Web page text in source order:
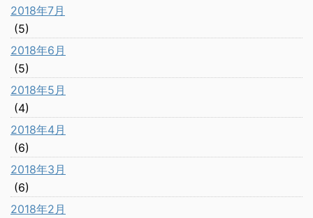
2018年7月
(5)
2018年6月
(5)
2018年5月
(4)
2018年4月
(6)
2018年3月
(6)
2018年2月